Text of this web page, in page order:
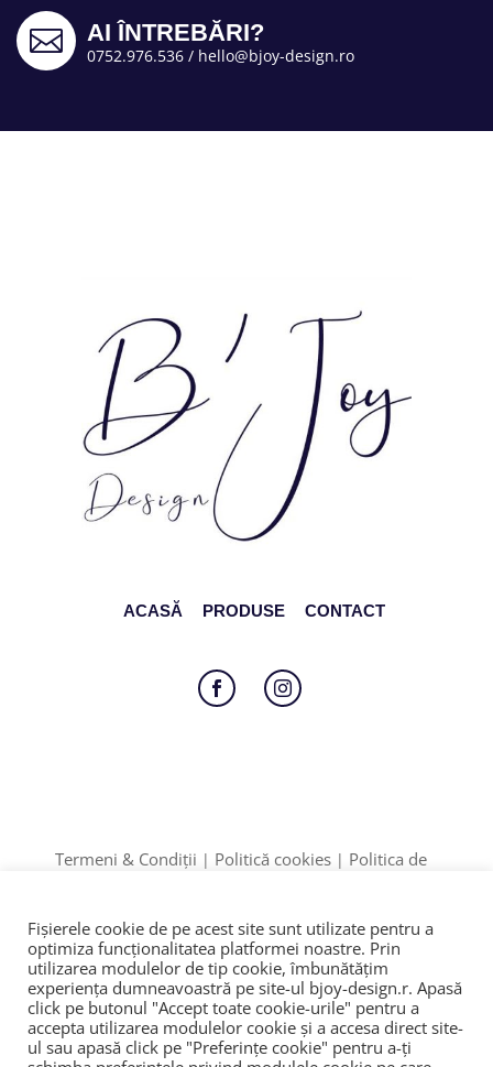
 AI ÎNTREBĂRI?
0752.976.536 / hello@bjoy-design.ro
ACASĂ PRODUSE CONTACT
Termeni & Condiții | Politică cookies | Politica de
© 2023| ANPC|SOL
Fișierele cookie de pe acest site sunt utilizate pentru a
optimiza funcţionalitatea platformei noastre. Prin
utilizarea modulelor de tip cookie, îmbunătăţim
experienţa dumneavoastră pe site-ul bjoy-design.r. Apasă
click pe butonul "Accept toate cookie-urile" pentru a
accepta utilizarea modulelor cookie şi a accesa direct site-
ul sau apasă click pe "Preferințe cookie" pentru a-ţi